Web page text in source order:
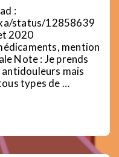
:
status/12858639
2020
mention
Note : Je prends
antidouleurs mais
types de …